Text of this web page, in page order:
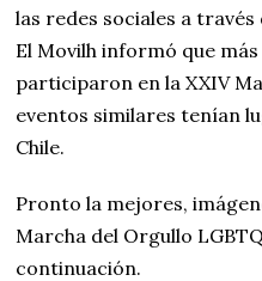
las redes sociales a
El Movilh informó que
participaron en la XXIV
eventos similares tenían
Chile.
Pronto la mejores,
Marcha del Orgullo
continuación.